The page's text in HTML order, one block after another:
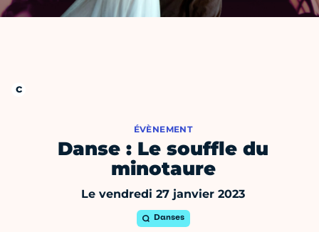
ÉVÈNEMENT
Danse : Le souffle du
minotaure
Le vendredi 27 janvier 2023
Danses